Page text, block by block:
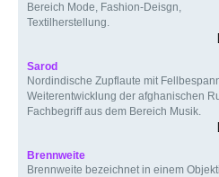
Bereich Mode, Fashion-Deisgn,
Textilherstellung.
Sarod
Nordindische Zupflaute mit
Weiterentwicklung der afghanischen
Fachbegriff aus dem Bereich Musik.
Brennweite
Brennweite bezeichnet in einem